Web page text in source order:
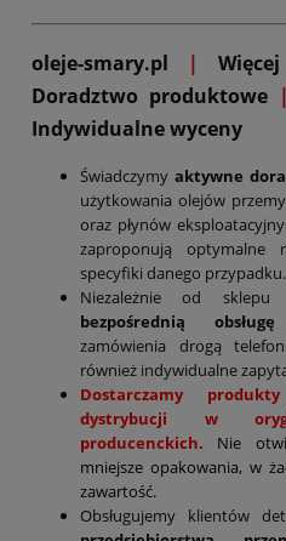
oleje-smary.pl |
Doradztwo produktowe |
Indywidualne wyceny
Świadczymy aktywne
użytkowania olejów
oraz płynów
zaproponują optymalne
specyfiki danego przypadku.
Niezależnie od sklepu
bezpośrednią
zamówienia drogą
również indywidualne
Dostarczamy
dystrybucji w
producenckich. Nie
mniejsze opakowania, w
zawartość.
Obsługujemy klientów